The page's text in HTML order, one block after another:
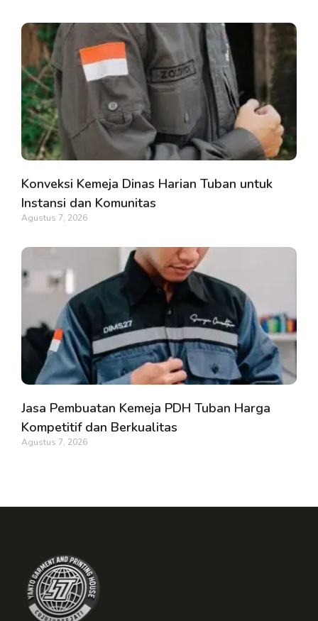
Konveksi Kemeja Dinas Harian Tuban untuk
Instansi dan Komunitas
Agustus 7, 2026
Jasa Pembuatan Kemeja PDH Tuban Harga
Kompetitif dan Berkualitas
Agustus 7, 2026